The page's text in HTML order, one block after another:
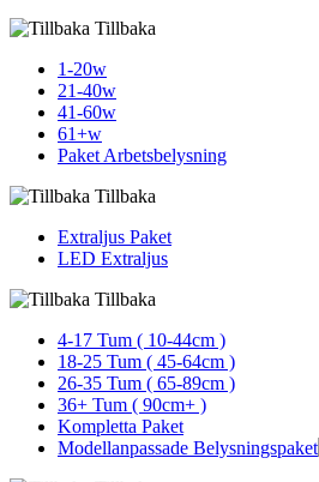
Tillbaka
1-20w
21-40w
41-60w
61+w
Paket Arbetsbelysning
Tillbaka
Extraljus Paket
LED Extraljus
Tillbaka
4-17 Tum ( 10-44cm )
18-25 Tum ( 45-64cm )
26-35 Tum ( 65-89cm )
36+ Tum ( 90cm+ )
Kompletta Paket
Modellanpassade Belysningspaket